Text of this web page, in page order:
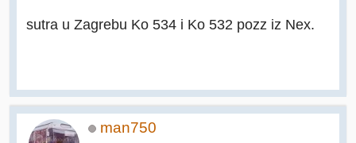
sutra u Zagrebu Ko 534 i Ko 532 pozz iz Nex.
man750